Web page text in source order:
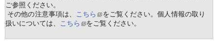
ご参照ください。
その他の注意事項は、
こちら
をご覧ください。個人情報の取り
扱いについては、
こちら をご覧ください。